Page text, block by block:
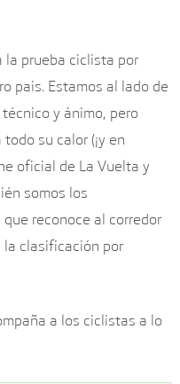
la prueba ciclista por
país. Estamos al lado de
y ánimo, pero
su calor (¡y en
oficial de La Vuelta y
somos los
reconoce al corredor
la clasificación por
a los ciclistas a lo